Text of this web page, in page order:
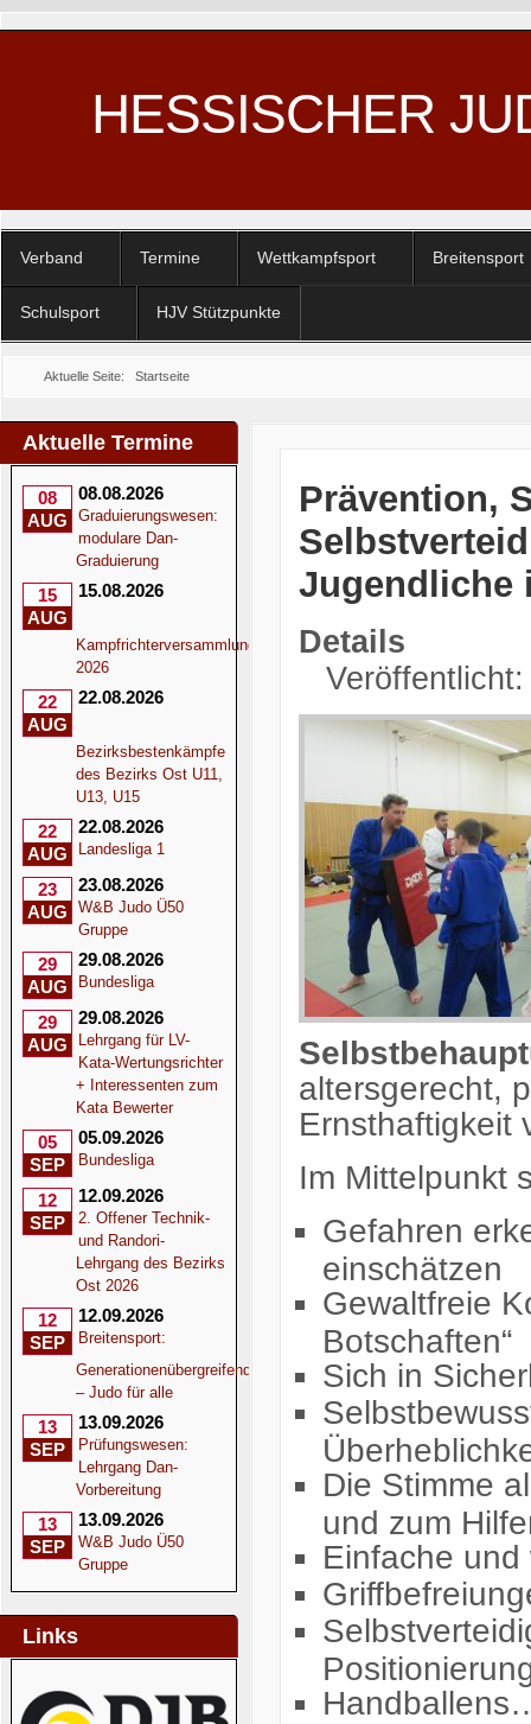
HESSISCHER
Verband Termine Wettkampfsport Breitensport
Schulsport HJV Stützpunkte
Aktuelle Seite: Startseite
Aktuelle Termine
08
AUG
08.08.2026
Graduierungswesen:
modulare Dan-
Graduierung
15
AUG
15.08.2026
Kampfrichterversammlung
2026
22
AUG
22.08.2026
Bezirksbestenkämpfe
des Bezirks Ost U11,
U13, U15
22
AUG
22.08.2026
Landesliga 1
23
AUG
23.08.2026
W&B Judo Ü50
Gruppe
29
AUG
29.08.2026
Bundesliga
29
AUG
29.08.2026
Lehrgang für LV-
Kata-Wertungsrichter
+ Interessenten zum
Kata Bewerter
05
SEP
05.09.2026
Bundesliga
12
SEP
12.09.2026
2. Offener Technik-
und Randori-
Lehrgang des Bezirks
Ost 2026
12
SEP
12.09.2026
Breitensport:
Generationenübergreifend
– Judo für alle
13
SEP
13.09.2026
Prüfungswesen:
Lehrgang Dan-
Vorbereitung
13
SEP
13.09.2026
W&B Judo Ü50
Gruppe
Links
Prävention,
Jugendliche
Details
altersgerecht,
Ernsthaftigkeit
Im Mittelpunkt
Gefahren
einschätzen
Gewaltfreie
Botschaften“
Sich in
Die Stimme
und zum
Einfache